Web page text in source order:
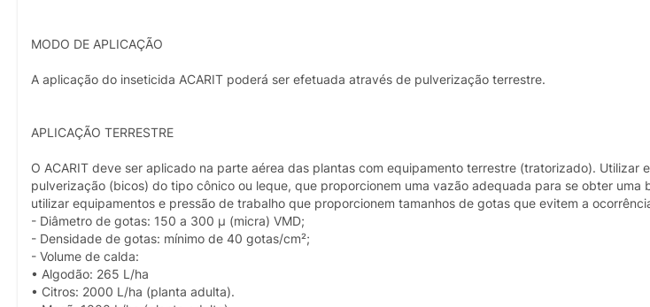
MODO DE APLICAÇÃO
A aplicação do inseticida ACARIT poderá ser efetuada através de pulverização terrestre.
APLICAÇÃO TERRESTRE
O ACARIT deve ser aplicado na parte aérea das plantas com equipamento terrestre (tratorizado). Utilizar
pulverização (bicos) do tipo cônico ou leque, que proporcionem uma vazão adequada para se obter uma
utilizar equipamentos e pressão de trabalho que proporcionem tamanhos de gotas que evitem a
- Diâmetro de gotas: 150 a 300 µ (micra) VMD;
- Densidade de gotas: mínimo de 40 gotas/cm²;
- Volume de calda:
• Algodão: 265 L/ha
• Citros: 2000 L/ha (planta adulta).